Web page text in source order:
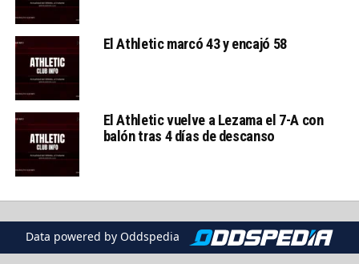
El Athletic marcó 43 y encajó 58
El Athletic vuelve a Lezama el 7-A con
balón tras 4 días de descanso
Data powered by Oddspedia